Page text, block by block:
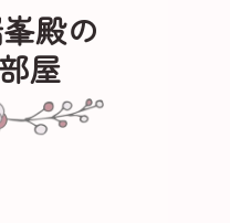
殿の
屋